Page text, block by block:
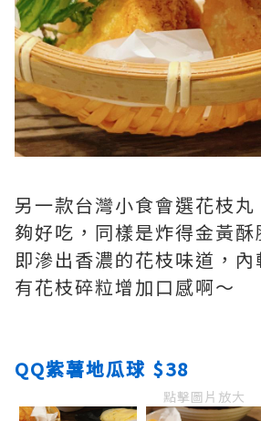
另一款台灣小食會選花枝
夠好吃，同樣是炸得金黃
即滲出香濃的花枝味道，
有花枝碎粒增加口感啊～
QQ紫薯地瓜球 $38
點擊圖片放大